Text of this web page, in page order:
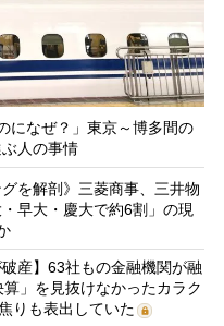
になぜ？」東京～博多間の
人の事情
を解剖》三菱商事、三井物
早大・慶大で約6割」の現
産】63社もの金融機関が融
」を見抜けなかったカラク
りも表出していた